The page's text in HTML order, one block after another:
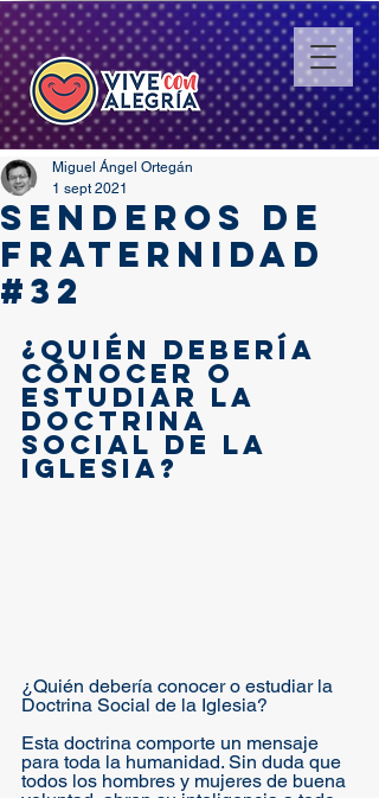
SENDEROS DE
FRATERNIDAD
#32
Miguel Ángel Ortegán
1 sept 2021
¿Quién debería
conocer o
estudiar la
Doctrina
Social de la
Iglesia?
¿Quién debería conocer o estudiar la
Doctrina Social de la Iglesia?
Esta doctrina comporte un mensaje
para toda la humanidad. Sin duda que
todos los hombres y mujeres de buena